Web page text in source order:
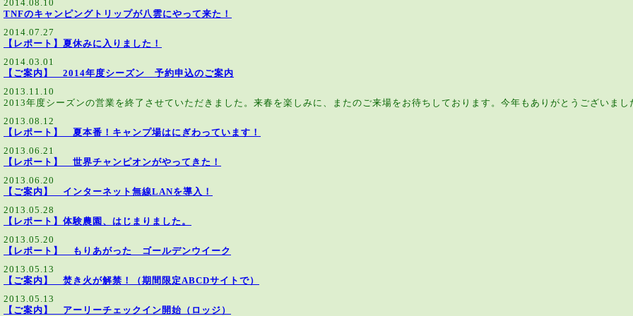
2014.08.10
TNFのキャンピングトリップが八雲にやって来た！
2014.07.27
【レポート】夏休みに入りました！
2014.03.01
【ご案内】 2014年度シーズン 予約申込のご案内
2013.11.10
2013年度シーズンの営業を終了させていただきました。来春を楽しみに、またのご来場をお待ちしております。今年もありがとうございまし
2013.08.12
【レポート】 夏本番！キャンプ場はにぎわっています！
2013.06.21
【レポート】 世界チャンピオンがやってきた！
2013.06.20
【ご案内】 インターネット無線LANを導入！
2013.05.28
【レポート】体験農園、はじまりました。
2013.05.20
【レポート】 もりあがった ゴールデンウイーク
2013.05.13
【ご案内】 焚き火が解禁！（期間限定ABCDサイトで）
2013.05.13
【ご案内】 アーリーチェックイン開始（ロッジ）